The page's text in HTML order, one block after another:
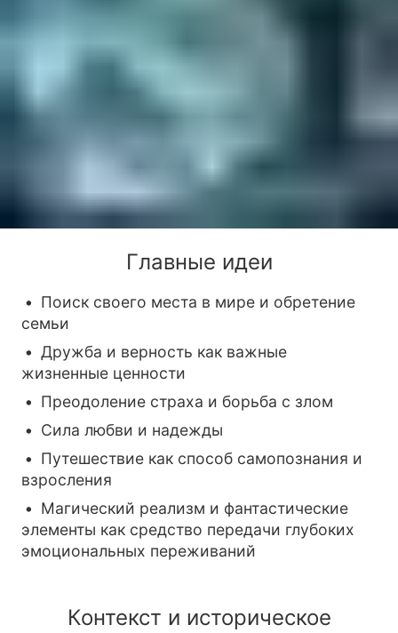
Главные идеи
Поиск своего места в мире и обретение
семьи
Дружба и верность как важные
жизненные ценности
Преодоление страха и борьба с злом
Сила любви и надежды
Путешествие как способ самопознания и
взросления
Магический реализм и фантастические
элементы как средство передачи глубоких
эмоциональных переживаний
Контекст и историческое